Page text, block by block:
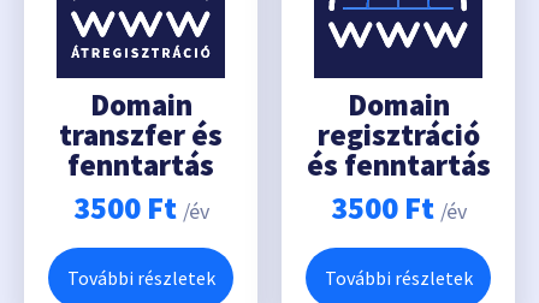
Domain
transzfer és
fenntartás
3500 Ft /év
További részletek
Domain
regisztráció
és fenntartás
3500 Ft /év
További részletek